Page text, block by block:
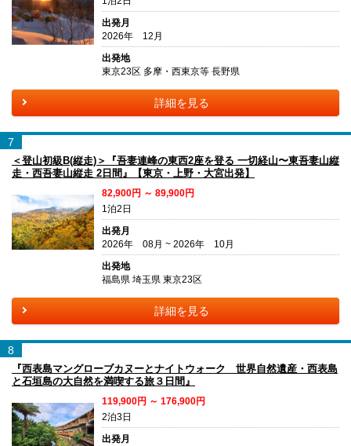
出発月
2026年 12月
出発地
東京23区 多摩・西東京等 長野県
詳細を見る
7
＜登山初級B(縦走)＞『吾妻連峰の東西2座を登る 一切経山〜東吾妻山縦
走・西吾妻山縦走 2日間』【東京・上野・大宮出発】
82,900円 ～ 89,900円
1泊2日
出発月
2026年 08月 ~ 2026年 10月
出発地
福島県 埼玉県 東京23区
詳細を見る
8
『西表島マングローブカヌーとナイトウォーク 世界自然遺産・西表島
と石垣島の大自然を満喫する旅３日間』
119,900円 ～ 176,900円
2泊3日
出発月